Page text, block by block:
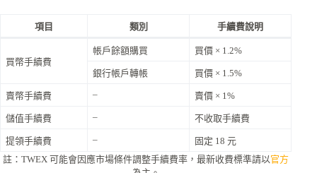
項目 類別 手續費說明
買幣手續費
帳戶餘額購買 買價 × 1.2%
銀行帳戶轉帳 買價 × 1.5%
賣幣手續費 – 賣價 × 1%
儲值手續費 – 不收取手續費
提領手續費 –
固定 18 元
註：TWEX 可能會因應市場條件調整手續費率，最新收費標準請以 官方